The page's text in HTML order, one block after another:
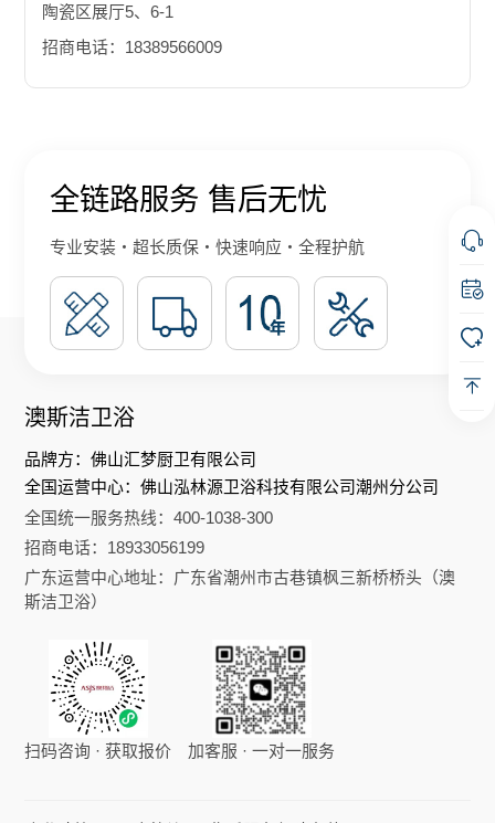
陶瓷区展厅5、6-1
招商电话：18389566009
全链路服务 售后无忧
专业安装・超长质保・快速响应・全程护航
澳斯洁卫浴
品牌方：佛山汇梦厨卫有限公司
全国运营中心：佛山泓林源卫浴科技有限公司潮州分公司
全国统一服务热线：400-1038-300
招商电话：18933056199
广东运营中心地址：广东省潮州市古巷镇枫三新桥桥头（澳
斯洁卫浴）
扫码咨询 · 获取报价 加客服 · 一对一服务